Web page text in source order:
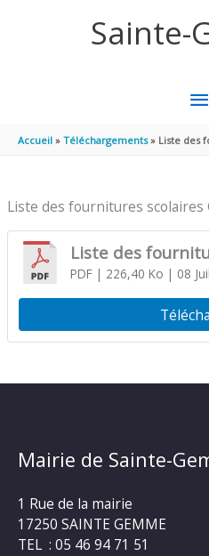
Sainte-
Accueil Téléchargements Liste des
Liste des fournitures scolaires
Liste des
PDF| 226,40 Ko | 08
Mairie de Sainte-
1 Rue de la mairie
17250 SAINTE GEMME
TEL : 05 46 94 71 51